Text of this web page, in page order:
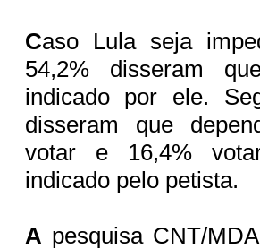
Caso Lula seja
54,2% disseram
indicado por ele.
disseram que
votar e 16,4%
indicado pelo petista.
A pesquisa CNT/